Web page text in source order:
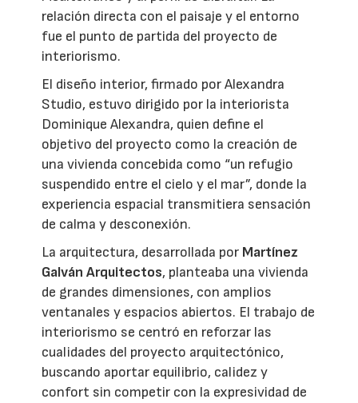
relación directa con el paisaje y el entorno
fue el punto de partida del proyecto de
interiorismo.
El diseño interior, firmado por Alexandra
Studio, estuvo dirigido por la interiorista
Dominique Alexandra, quien define el
objetivo del proyecto como la creación de
una vivienda concebida como “un refugio
suspendido entre el cielo y el mar”, donde la
experiencia espacial transmitiera sensación
de calma y desconexión.
La arquitectura, desarrollada por Martínez
Galván Arquitectos, planteaba una vivienda
de grandes dimensiones, con amplios
ventanales y espacios abiertos. El trabajo de
interiorismo se centró en reforzar las
cualidades del proyecto arquitectónico,
buscando aportar equilibrio, calidez y
confort sin competir con la expresividad de